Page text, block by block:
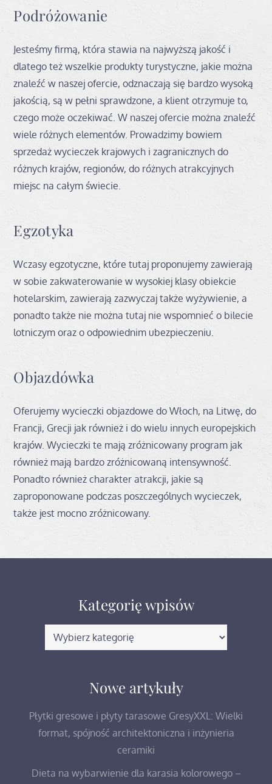
Podróżowanie
Jesteśmy firmą, która stawia na najwyższą jakość i
dlatego też wszelkie produkty turystyczne, jakie można
znaleźć w naszej ofercie, odznaczają się bardzo wysoką
jakością, są w pełni sprawdzone, a klient otrzymuje to,
czego może oczekiwać. W naszej ofercie można znaleźć
wiele różnych elementów. Prowadzimy bowiem
sprzedaż wycieczek krajowych i zagranicznych do
różnych krajów, regionów, do różnych atrakcyjnych
miejsc na całym świecie.
Egzotyka
Wczasy egzotyczne, które tutaj proponujemy zawierają
w sobie zakwaterowanie w wysokiej klasy obiekcie
hotelarskim, zawierają zazwyczaj także wyżywienie, a
ponadto także nie można tutaj nie wspomnieć o bilecie
lotniczym oraz o odpowiednim ubezpieczeniu.
Objazdówka
Oferujemy wycieczki objazdowe do Włoch, na Litwę, do
Francji, Grecji jak również i do wielu innych europejskich
krajów. Wycieczki te mają zróżnicowany program jak
również mają bardzo zróżnicowaną intensywność.
Ponadto również charakter atrakcji, jakie są
zaproponowane podczas poszczególnych wycieczek,
także jest mocno zróżnicowany.
Kategorię wpisów
Kategorię
wpisów
Nowe artykuły
Płytki gresowe i płyty tarasowe GresyXXL: Wielki
format, spójność architektoniczna i inżynieria
ceramiki
Dieta na wybarwienie dla karasia kolorowego –